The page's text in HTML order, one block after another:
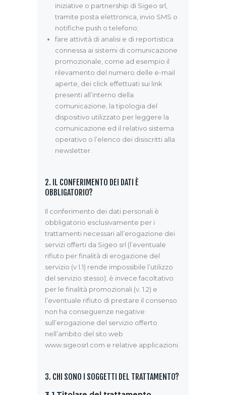
iniziative o partnership di Sigeo srl,
tramite posta elettronica, invio SMS o
notifiche push o telefono;
fare attività di analisi e di reportistica
connessa ai sistemi di comunicazione
promozionale, come ad esempio il
rilevamento del numero delle e-mail
aperte, dei click effettuati sui link
presenti all’interno della
comunicazione, la tipologia del
dispositivo utilizzato per leggere la
comunicazione ed il relativo sistema
operativo o l’elenco dei disiscritti alla
newsletter.
2. IL CONFERIMENTO DEI DATI È
OBBLIGATORIO?
Il conferimento dei dati personali è
obbligatorio esclusivamente per i
trattamenti necessari all’erogazione dei
servizi offerti da Sigeo srl (l’eventuale
rifiuto per finalità di erogazione del
servizio (v 1.1) rende impossibile l’utilizzo
del servizio stesso); è invece facoltativo
per le finalità promozionali (v. 1.2) e
l’eventuale rifiuto di prestare il consenso
non ha conseguenze negative
sull’erogazione del servizio offerto
nell’ambito del sito web
www.sigeosrl.com e relative applicazioni.
3. CHI SONO I SOGGETTI DEL TRATTAMENTO?